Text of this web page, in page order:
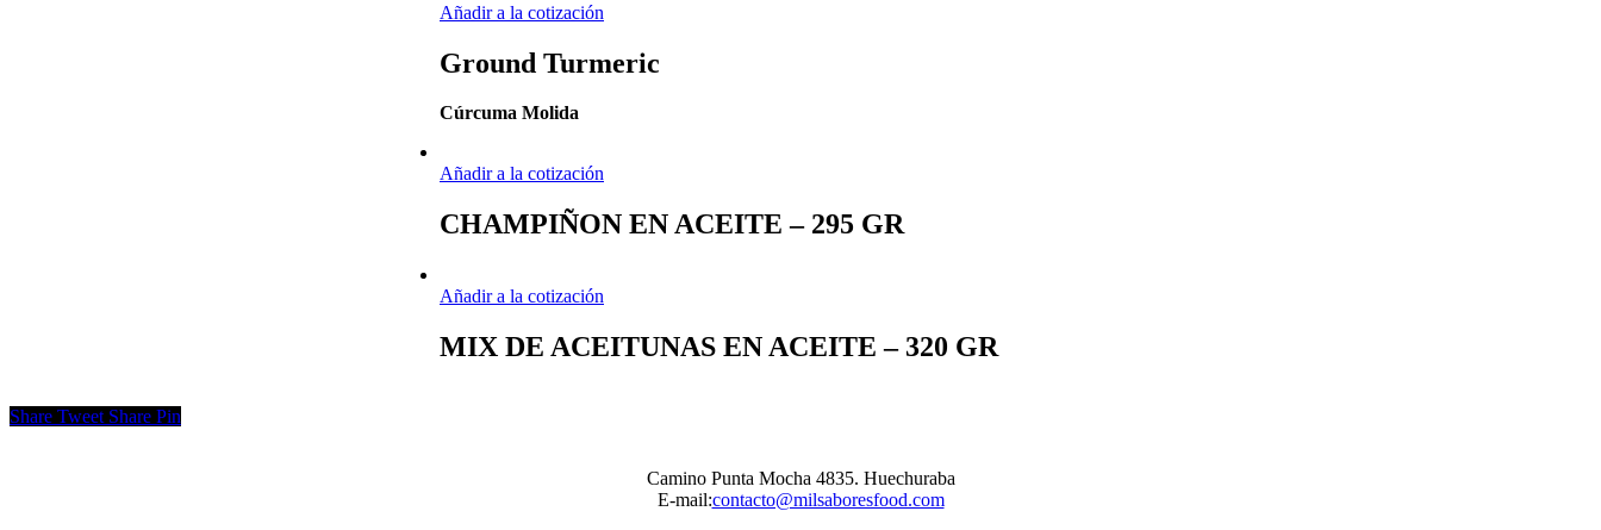
Añadir a la cotización
Ground Turmeric
Cúrcuma Molida
Añadir a la cotización
CHAMPIÑON EN ACEITE – 295 GR
Añadir a la cotización
MIX DE ACEITUNAS EN ACEITE – 320 GR
Share Tweet Share Pin
Camino Punta Mocha 4835. Huechuraba
E-mail:contacto@milsaboresfood.com